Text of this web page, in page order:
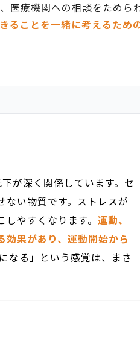
医療機関への相談をためら
ることを一緒に考えるため
が深く関係しています。セ
い物質です。ストレスが
しやすくなります。運動、
果があり、運動開始から
なる」という感覚は、まさ